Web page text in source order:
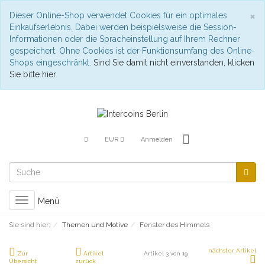
×
Dieser Online-Shop verwendet Cookies für ein optimales
Einkaufserlebnis. Dabei werden beispielsweise die Session-
Informationen oder die Spracheinstellung auf Ihrem Rechner
gespeichert. Ohne Cookies ist der Funktionsumfang des Online-
Shops eingeschränkt. Sind Sie damit nicht einverstanden, klicken
Sie bitte hier.
EUR Anmelden
Toggle
navigation
Menü
Sie sind hier: Themen und Motive Fenster des Himmels
Zur
Übersicht
Artikel
zurück
Artikel 3 von 19 nächster Artikel